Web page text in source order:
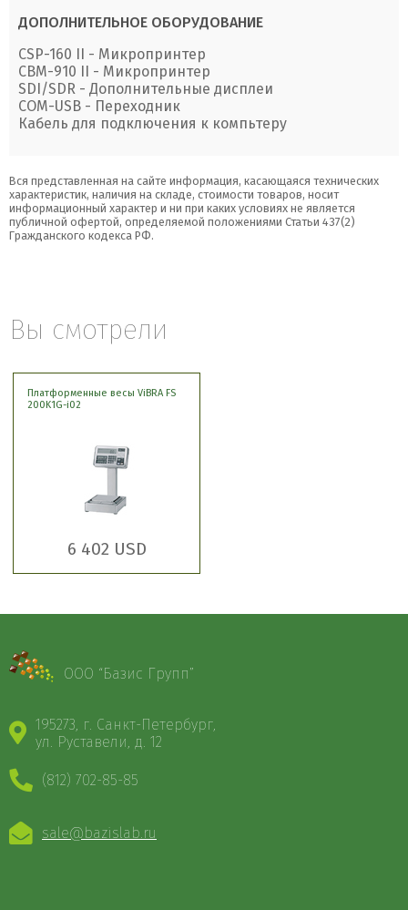
ДОПОЛНИТЕЛЬНОЕ ОБОРУДОВАНИЕ
CSP-160 II - Микропринтер
CBM-910 II - Микропринтер
SDI/SDR - Дополнительные дисплеи
COM-USB - Переходник
Кабель для подключения к компьтеру
Вся представленная на сайте информация, касающаяся технических
характеристик, наличия на складе, стоимости товаров, носит
информационный характер и ни при каких условиях не является
публичной офертой, определяемой положениями Статьи 437(2)
Гражданского кодекса РФ.
Вы смотрели
Платформенные весы ViBRA FS
200K1G-i02
6 402 USD
ООО “Базис Групп”
195273, г. Санкт-Петербург,
ул. Руставели, д. 12
(812) 702-85-85
sale@bazislab.ru